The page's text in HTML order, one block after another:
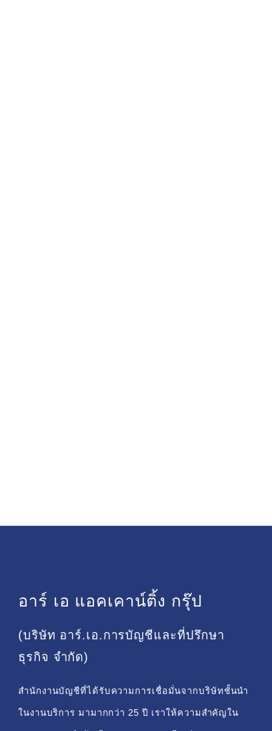
อาร์ เอ แอคเคาน์ติ้ง กรุ๊ป
(บริษัท อาร์.เอ.การบัญชีและที่ปรึกษา
ธุรกิจ จำกัด)
สำนักงานบัญชีที่ได้รับความการเชื่อมั่นจากบริษัทชั้นนำ
ในงานบริการ มามากกว่า 25 ปี เราให้ความสำคัญใน